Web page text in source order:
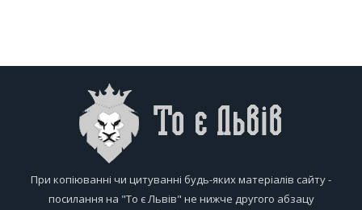
При копіюванні чи цитуванні будь-яких матеріалів сайту -
посилання на "То є Львів" не нижче другого абзацу